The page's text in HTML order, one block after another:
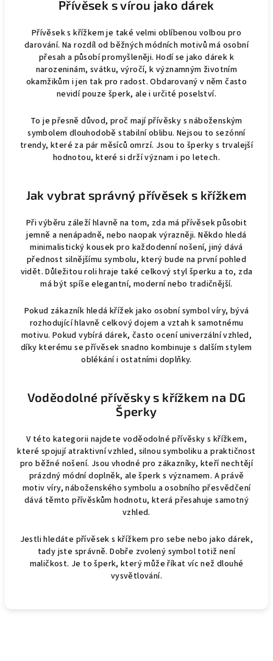
Přívěsek s vírou jako dárek
Přívěsek s křížkem je také velmi oblíbenou volbou pro
darování. Na rozdíl od běžných módních motivů má osobní
přesah a působí promyšleněji. Hodí se jako dárek k
narozeninám, svátku, výročí, k významným životním
okamžikům i jen tak pro radost. Obdarovaný v něm často
nevidí pouze šperk, ale i určité poselství.
To je přesně důvod, proč mají přívěsky s náboženským
symbolem dlouhodobě stabilní oblibu. Nejsou to sezónní
trendy, které za pár měsíců omrzí. Jsou to šperky s trvalejší
hodnotou, které si drží význam i po letech.
Jak vybrat správný přívěsek s křížkem
Při výběru záleží hlavně na tom, zda má přívěsek působit
jemně a nenápadně, nebo naopak výrazněji. Někdo hledá
minimalistický kousek pro každodenní nošení, jiný dává
přednost silnějšímu symbolu, který bude na první pohled
vidět. Důležitou roli hraje také celkový styl šperku a to, zda
má být spíše elegantní, moderní nebo tradičnější.
Pokud zákazník hledá křížek jako osobní symbol víry, bývá
rozhodující hlavně celkový dojem a vztah k samotnému
motivu. Pokud vybírá dárek, často ocení univerzální vzhled,
díky kterému se přívěsek snadno kombinuje s dalším stylem
oblékání i ostatními doplňky.
Voděodolné přívěsky s křížkem na DG
Šperky
V této kategorii najdete voděodolné přívěsky s křížkem,
které spojují atraktivní vzhled, silnou symboliku a praktičnost
pro běžné nošení. Jsou vhodné pro zákazníky, kteří nechtějí
prázdný módní doplněk, ale šperk s významem. A právě
motiv víry, náboženského symbolu a osobního přesvědčení
dává těmto přívěskům hodnotu, která přesahuje samotný
vzhled.
Jestli hledáte přívěsek s křížkem pro sebe nebo jako dárek,
tady jste správně. Dobře zvolený symbol totiž není
maličkost. Je to šperk, který může říkat víc než dlouhé
vysvětlování.